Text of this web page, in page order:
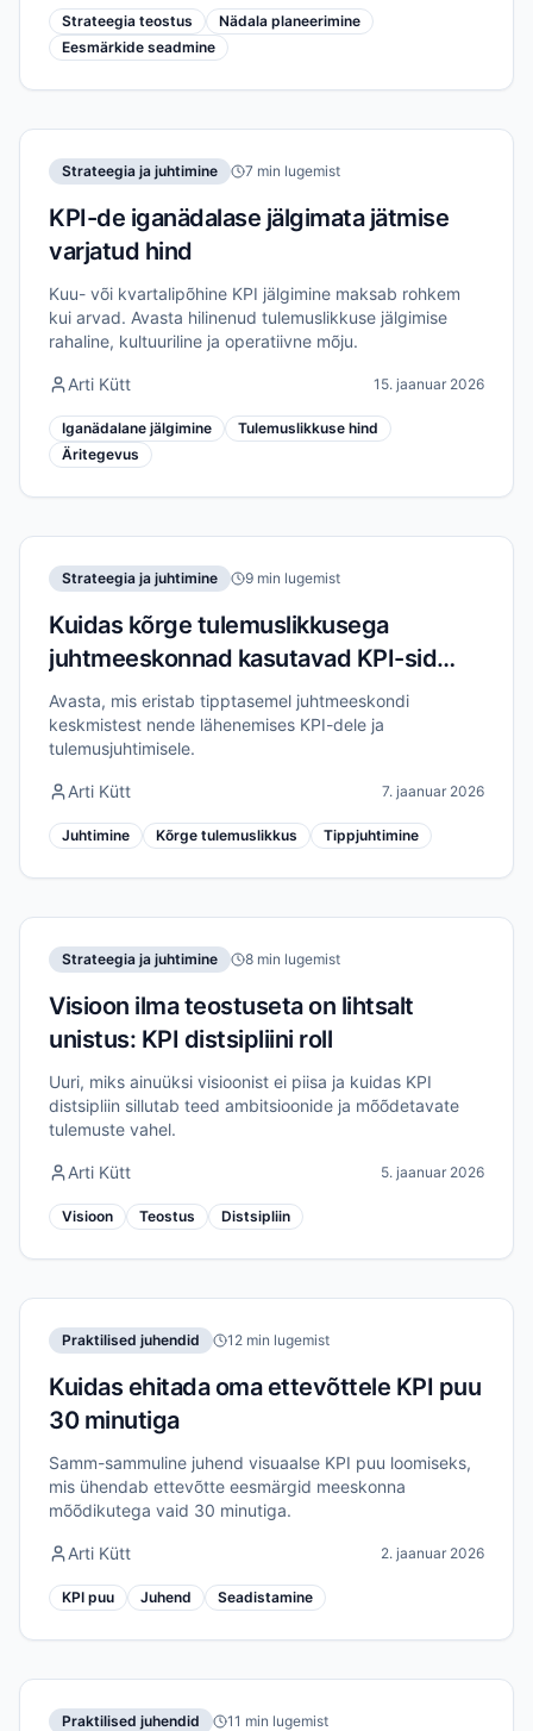
Strateegia teostus
Nädala planeerimine
Eesmärkide seadmine
Strateegia ja juhtimine 7 min lugemist
KPI-de iganädalase jälgimata jätmise
varjatud hind
Kuu- või kvartalipõhine KPI jälgimine maksab rohkem
kui arvad. Avasta hilinenud tulemuslikkuse jälgimise
rahaline, kultuuriline ja operatiivne mõju.
Arti Kütt 15. jaanuar 2026
Iganädalane jälgimine
Tulemuslikkuse hind
Äritegevus
Strateegia ja juhtimine 9 min lugemist
Kuidas kõrge tulemuslikkusega
juhtmeeskonnad kasutavad KPI-sid
erinevalt
Avasta, mis eristab tipptasemel juhtmeeskondi
keskmistest nende lähenemises KPI-dele ja
tulemusjuhtimisele.
Arti Kütt 7. jaanuar 2026
Juhtimine Kõrge tulemuslikkus Tippjuhtimine
Strateegia ja juhtimine 8 min lugemist
Visioon ilma teostuseta on lihtsalt
unistus: KPI distsipliini roll
Uuri, miks ainuüksi visioonist ei piisa ja kuidas KPI
distsipliin sillutab teed ambitsioonide ja mõõdetavate
tulemuste vahel.
Arti Kütt 5. jaanuar 2026
Visioon Teostus Distsipliin
Praktilised juhendid 12 min lugemist
Kuidas ehitada oma ettevõttele KPI puu
30 minutiga
Samm-sammuline juhend visuaalse KPI puu loomiseks,
mis ühendab ettevõtte eesmärgid meeskonna
mõõdikutega vaid 30 minutiga.
Arti Kütt 2. jaanuar 2026
KPI puu Juhend Seadistamine
Praktilised juhendid 11 min lugemist